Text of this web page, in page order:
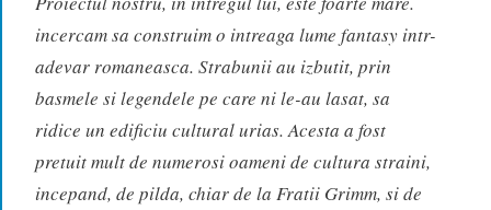
incercam sa construim o intreaga lume fantasy intr-
adevar romaneasca. Strabunii au izbutit, prin
basmele si legendele pe care ni le-au lasat, sa
ridice un edificiu cultural urias. Acesta a fost
pretuit mult de numerosi oameni de cultura straini,
incepand, de pilda, chiar de la Fratii Grimm, si de